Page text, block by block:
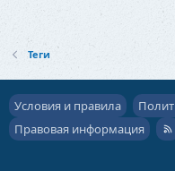
Теги
Условия и правила
Правовая информация
R